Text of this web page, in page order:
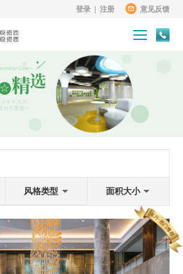
登录 注册 意见反馈
风格类型 面积大小
卓越铂尔曼酒店